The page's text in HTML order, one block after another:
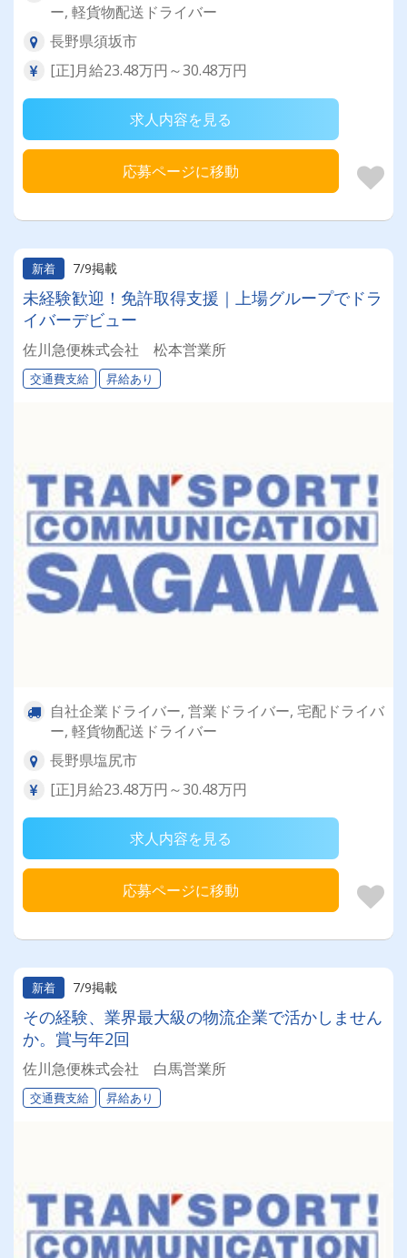
ー, 軽貨物配送ドライバー
長野県須坂市
[正]月給23.48万円～30.48万円
求人内容を見る
応募ページに移動
新着 7/9掲載
未経験歓迎！免許取得支援｜上場グループでドラ
イバーデビュー
佐川急便株式会社 松本営業所
交通費支給 昇給あり
自社企業ドライバー, 営業ドライバー, 宅配ドライバ
ー, 軽貨物配送ドライバー
長野県塩尻市
[正]月給23.48万円～30.48万円
求人内容を見る
応募ページに移動
新着 7/9掲載
その経験、業界最大級の物流企業で活かしません
か。賞与年2回
佐川急便株式会社 白馬営業所
交通費支給 昇給あり